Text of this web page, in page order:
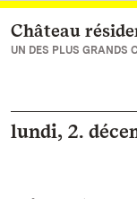
Vers la page
Château
UN DES PLUS GRANDS
lundi, 2.